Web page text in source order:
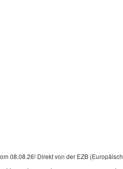
08.08.26! Direkt von der EZB